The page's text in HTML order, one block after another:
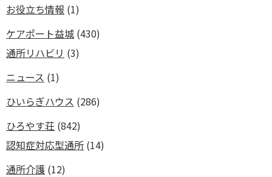
お役立ち情報 (1)
ケアポート益城 (430)
通所リハビリ (3)
ニュース (1)
ひいらぎハウス (286)
ひろやす荘 (842)
認知症対応型通所 (14)
通所介護 (12)